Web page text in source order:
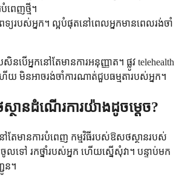
បំពេញថ្មី។
ទ្យរបស់អ្នក។ ល្អបំផុតនៅពេលអ្នកមានពេលរង់ចាំ
បើអ្នកនៅតែមានការអនុញ្ញាត។ ផ្លូវ telehealth
មិនអាចរង់ចាំការណាត់ជួបធម្មតារបស់អ្នក។
ានដំណើរការយ៉ាងដូចម្តេច?
ៅតែមានការបំពេញ កម្មវិធីរបស់ឱសថស្ថានរបស់
លទៅ រកថ្នាំរបស់អ្នក ហើយស្នើសុំវា។ បន្ទាប់មក
ន។